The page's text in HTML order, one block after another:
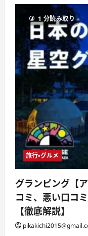
株
式
会
社
ヴ
ィ
ジ
ョ
ン
テ
イ
ト
医
学
博
士
監
修
ア
ー
ル
飲
過
の
1 分読み取り
旅行・グルメ
グランピング【
コミ、悪い口コ
【徹底解説】